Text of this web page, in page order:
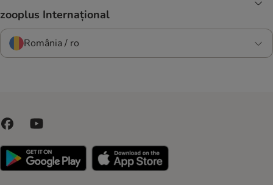
zooplus Internațional
România / ro